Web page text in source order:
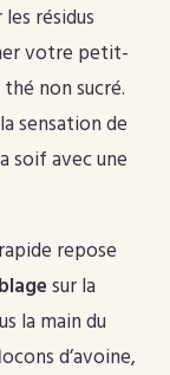
résidus
votre petit-
thé non sucré.
sensation de
soif avec une
repose
sur la
la main du
d’avoine,